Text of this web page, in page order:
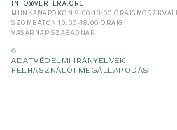
INFO@VERTERA.ORG
MUNKANAPOKON 9:00-18:00 ÓRÁIG MOSZKVAI
SZOMBATON 10:00-18:00 ÓRÁIG
VASÁRNAP SZABADNAP
©
ADATVÉDELMI IRÁNYELVEK
FELHASZNÁLÓI MEGÁLLAPODÁS